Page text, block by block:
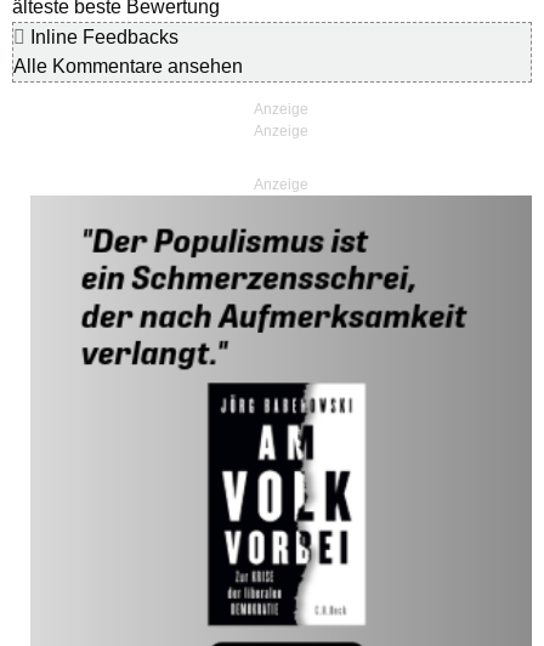
älteste beste Bewertung
Inline Feedbacks
Alle Kommentare ansehen
Anzeige